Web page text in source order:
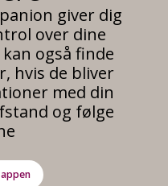
giver dig
over dine
også finde
hvis de bliver
med din
og følge